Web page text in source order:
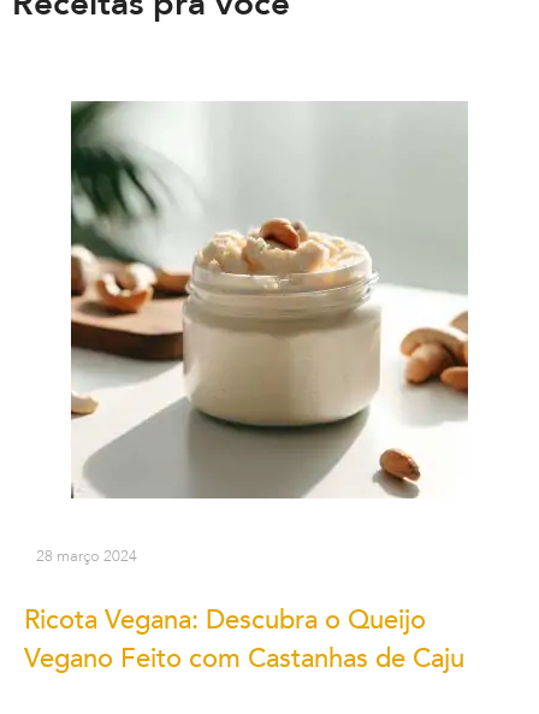
28 março 2024
Ricota Vegana: Descubra o Queijo
Vegano Feito com Castanhas de Caju